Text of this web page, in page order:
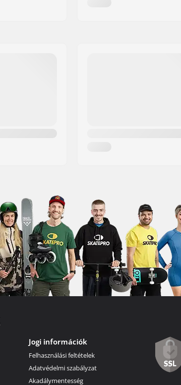
Jogi információk
Felhasználási feltételek
Adatvédelmi szabályzat
Akadálymentesség